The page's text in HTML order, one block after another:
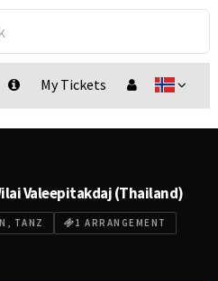
My Tickets
Valeepitakdaj (Thailand)
TANZ 1 ARRANGEMENT